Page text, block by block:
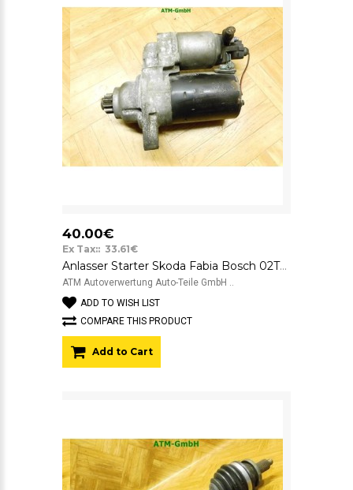
40.00€
Ex Tax:: 33.61€
Anlasser Starter Skoda Fabia Bosch 02T711023 0001120406 12v
ATM Autoverwertung Auto-Teile GmbH ..
ADD TO WISH LIST
COMPARE THIS PRODUCT
Add to Cart